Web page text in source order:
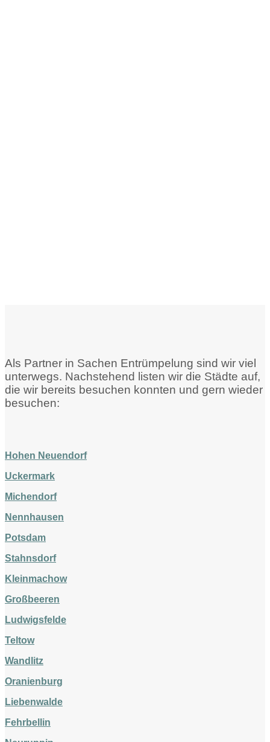
Als Partner in Sachen Entrümpelung sind wir viel
unterwegs. Nachstehend listen wir die Städte auf,
die wir bereits besuchen konnten und gern wieder
besuchen:
Hohen Neuendorf
Uckermark
Michendorf
Nennhausen
Potsdam
Stahnsdorf
Kleinmachow
Großbeeren
Ludwigsfelde
Teltow
Wandlitz
Oranienburg
Liebenwalde
Fehrbellin